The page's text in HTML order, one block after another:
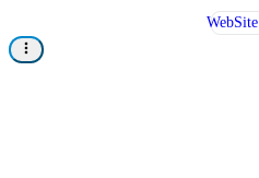
WebSite